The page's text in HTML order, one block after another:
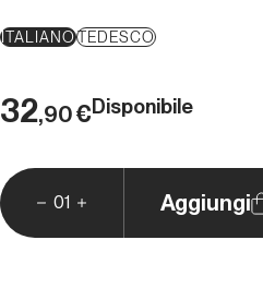
ITALIANOTEDESCO
32,90€Disponibile
01 Aggiungi